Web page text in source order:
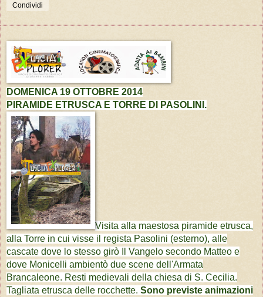
Condividi
DOMENICA 19 OTTOBRE 2014
PIRAMIDE ETRUSCA E TORRE DI PASOLINI.
Visita alla maestosa piramide etrusca,
alla Torre in cui visse il regista Pasolini (esterno), alle
cascate dove lo stesso girò Il Vangelo secondo Matteo e
dove Monicelli ambientò due scene dell'Armata
Brancaleone. Resti medievali della chiesa di S. Cecilia.
Tagliata etrusca delle rocchette. Sono previste animazioni